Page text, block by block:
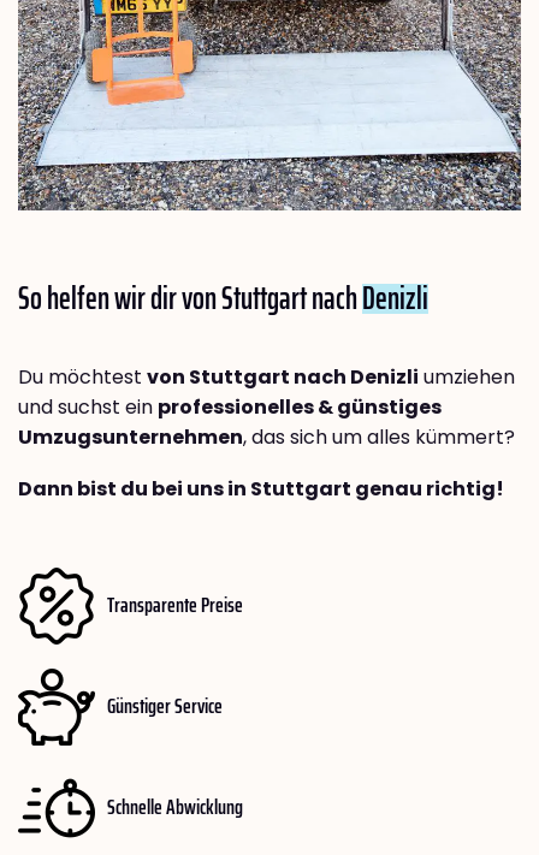
So helfen wir dir von Stuttgart nachDenizli
Du möchtest von Stuttgart nach Denizli umziehen
und suchst ein professionelles & günstiges
Umzugsunternehmen, das sich um alles kümmert?
Dann bist du bei uns in Stuttgart genau richtig!
Transparente Preise
Günstiger Service
Schnelle Abwicklung